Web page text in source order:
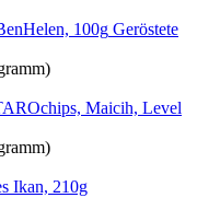
Geröstete
Maicih, Level
Ikan, 210g